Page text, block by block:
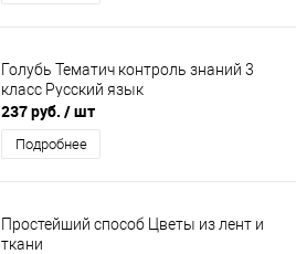
Голубь Тематич контроль знаний 3
класс Русский язык
237 руб. / шт
Подробнее
Простейший способ Цветы из лент и
ткани